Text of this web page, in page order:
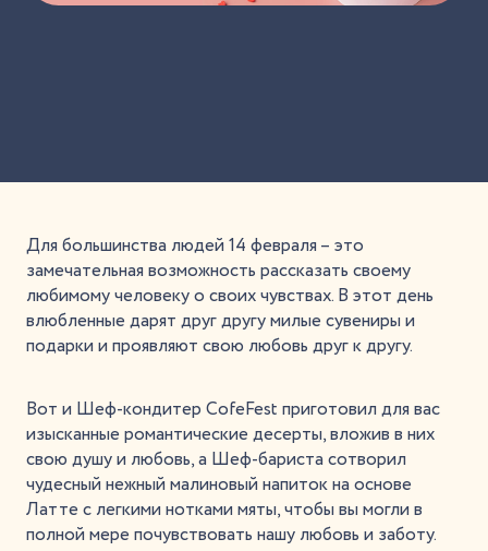
Для большинства людей 14 февраля – это
замечательная возможность рассказать своему
любимому человеку о своих чувствах. В этот день
влюбленные дарят друг другу милые сувениры и
подарки и проявляют свою любовь друг к другу.
Вот и Шеф-кондитер CofeFest приготовил для вас
изысканные романтические десерты, вложив в них
свою душу и любовь, а Шеф-бариста сотворил
чудесный нежный малиновый напиток на основе
Латте с легкими нотками мяты, чтобы вы могли в
полной мере почувствовать нашу любовь и заботу.